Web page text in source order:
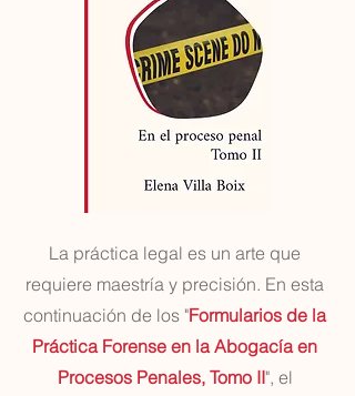
La práctica legal es un arte que
requiere maestría y precisión. En esta
continuación de los "Formularios de la
Práctica Forense en la Abogacía en
Procesos Penales, Tomo II", el